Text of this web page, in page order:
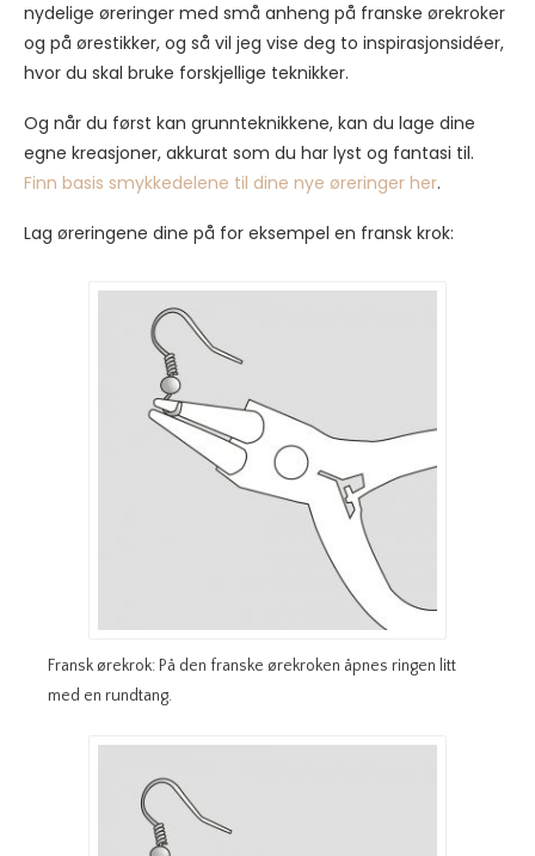
nydelige øreringer med små anheng på franske ørekroker
og på ørestikker, og så vil jeg vise deg to inspirasjonsidéer,
hvor du skal bruke forskjellige teknikker.
Og når du først kan grunnteknikkene, kan du lage dine
egne kreasjoner, akkurat som du har lyst og fantasi til.
Finn basis smykkedelene til dine nye øreringer her.
Lag øreringene dine på for eksempel en fransk krok:
Fransk ørekrok: På den franske ørekroken åpnes ringen litt
med en rundtang.